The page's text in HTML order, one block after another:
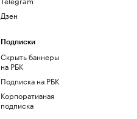
Дзен
Подписки
Скрыть баннеры
на РБК
Подписка на РБК
Корпоративная
подписка